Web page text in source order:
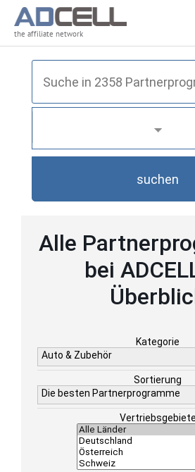
the affiliate network
suchen
Alle
bei
Kategorie
Auto & Zubehör
Sortierung
Die besten Partnerprogramme
Vertriebsgebiete